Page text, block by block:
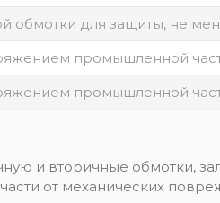
обмотки для защиты, не
промышленной
промышленной
и вторичные обмотки,
от механических